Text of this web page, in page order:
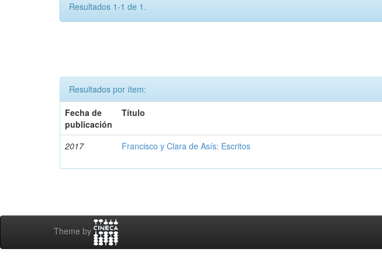
Resultados 1-1 de 1.
Resultados por ítem:
Fecha de
publicación
Título
2017 Francisco y Clara de Asís: Escritos
Theme by